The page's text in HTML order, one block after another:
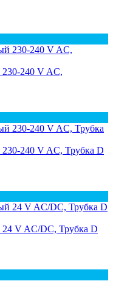
240 V AC,
240 V AC, Трубка D
V AC/DC, Трубка D